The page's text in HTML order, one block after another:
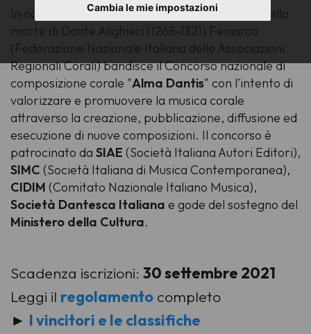
Cambia le mie impostazioni
In occasione del settecentesimo anniversario della
morte di Dante Alighieri (1265-1321) Feniarco
(Federazione Nazionale Italiana delle Associazioni
Regionali Corali) bandisce il Concorso nazionale di
composizione corale "Alma Dantis" con l’intento di
valorizzare e promuovere la musica corale
attraverso la creazione, pubblicazione, diffusione ed
esecuzione di nuove composizioni. Il concorso è
patrocinato da SIAE (Società Italiana Autori Editori),
SIMC (Società Italiana di Musica Contemporanea),
CIDIM (Comitato Nazionale Italiano Musica),
Società Dantesca Italiana e gode del sostegno del
Ministero della Cultura.
Scadenza iscrizioni: 30 settembre 2021
Leggi il regolamento completo
► I vincitori e le classifiche